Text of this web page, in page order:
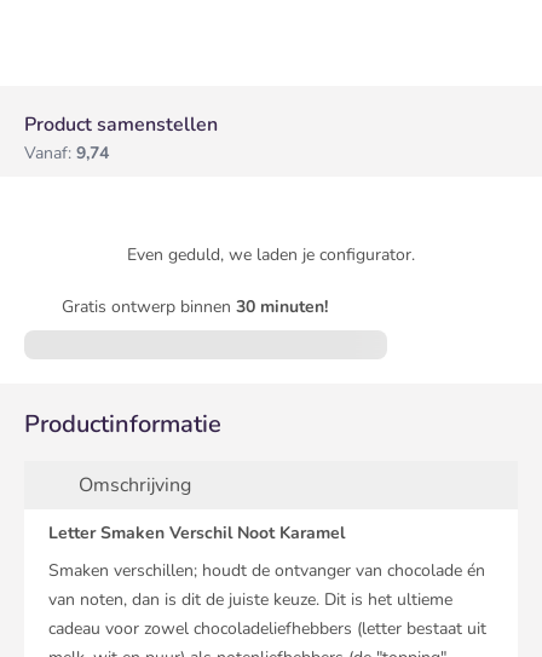
Product samenstellen
Vanaf: 9,74
Even geduld, we laden je configurator.
Gratis ontwerp binnen 30 minuten!
Productinformatie
Omschrijving
Letter Smaken Verschil Noot Karamel
Smaken verschillen; houdt de ontvanger van chocolade én
van noten, dan is dit de juiste keuze. Dit is het ultieme
cadeau voor zowel chocoladeliefhebbers (letter bestaat uit